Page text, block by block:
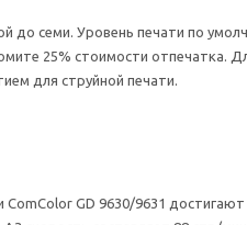
до семи. Уровень печати по
25% стоимости отпечатка.
для струйной печати.
GD 9630/9631 достигают